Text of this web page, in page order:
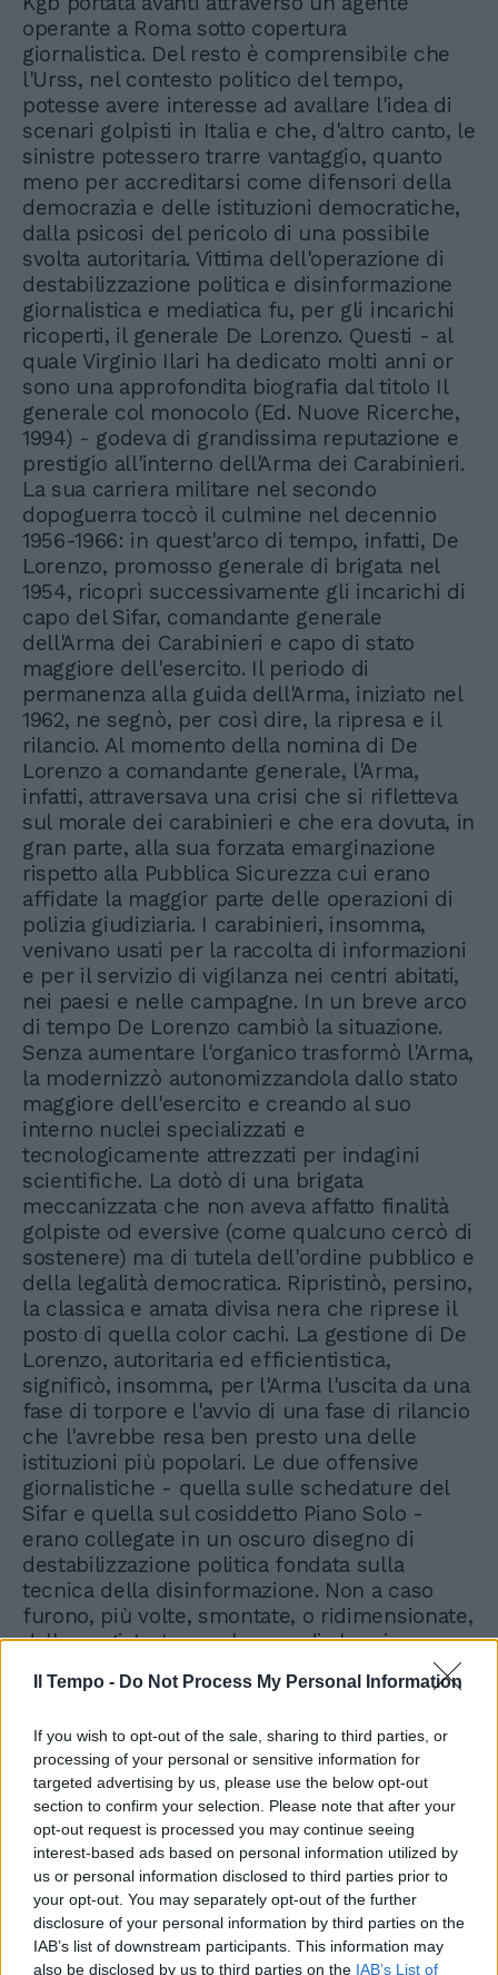
Il Tempo - Do Not Process My Personal Information
If you wish to opt-out of the sale, sharing to third parties, or
processing of your personal or sensitive information for
targeted advertising by us, please use the below opt-out
section to confirm your selection. Please note that after your
opt-out request is processed you may continue seeing
interest-based ads based on personal information utilized by
us or personal information disclosed to third parties prior to
your opt-out. You may separately opt-out of the further
disclosure of your personal information by third parties on the
IAB’s list of downstream participants. This information may
also be disclosed by us to third parties on the IAB’s List of
operante a Roma sotto copertura
giornalistica. Del resto è comprensibile che
l'Urss, nel contesto politico del tempo,
potesse avere interesse ad avallare l'idea di
scenari golpisti in Italia e che, d'altro canto, le
sinistre potessero trarre vantaggio, quanto
meno per accreditarsi come difensori della
democrazia e delle istituzioni democratiche,
dalla psicosi del pericolo di una possibile
svolta autoritaria. Vittima dell'operazione di
destabilizzazione politica e disinformazione
giornalistica e mediatica fu, per gli incarichi
ricoperti, il generale De Lorenzo. Questi - al
quale Virginio Ilari ha dedicato molti anni or
sono una approfondita biografia dal titolo Il
generale col monocolo (Ed. Nuove Ricerche,
1994) - godeva di grandissima reputazione e
prestigio all'interno dell'Arma dei Carabinieri.
La sua carriera militare nel secondo
dopoguerra toccò il culmine nel decennio
1956-1966: in quest'arco di tempo, infatti, De
Lorenzo, promosso generale di brigata nel
1954, ricoprì successivamente gli incarichi di
capo del Sifar, comandante generale
dell'Arma dei Carabinieri e capo di stato
maggiore dell'esercito. Il periodo di
permanenza alla guida dell'Arma, iniziato nel
1962, ne segnò, per così dire, la ripresa e il
rilancio. Al momento della nomina di De
Lorenzo a comandante generale, l'Arma,
infatti, attraversava una crisi che si rifletteva
sul morale dei carabinieri e che era dovuta, in
gran parte, alla sua forzata emarginazione
rispetto alla Pubblica Sicurezza cui erano
affidate la maggior parte delle operazioni di
polizia giudiziaria. I carabinieri, insomma,
venivano usati per la raccolta di informazioni
e per il servizio di vigilanza nei centri abitati,
nei paesi e nelle campagne. In un breve arco
di tempo De Lorenzo cambiò la situazione.
Senza aumentare l'organico trasformò l'Arma,
la modernizzò autonomizzandola dallo stato
maggiore dell'esercito e creando al suo
interno nuclei specializzati e
tecnologicamente attrezzati per indagini
scientifiche. La dotò di una brigata
meccanizzata che non aveva affatto finalità
golpiste od eversive (come qualcuno cercò di
sostenere) ma di tutela dell'ordine pubblico e
della legalità democratica. Ripristinò, persino,
la classica e amata divisa nera che riprese il
posto di quella color cachi. La gestione di De
Lorenzo, autoritaria ed efficientistica,
significò, insomma, per l'Arma l'uscita da una
fase di torpore e l'avvio di una fase di rilancio
che l'avrebbe resa ben presto una delle
istituzioni più popolari. Le due offensive
giornalistiche - quella sulle schedature del
Sifar e quella sul cosiddetto Piano Solo -
erano collegate in un oscuro disegno di
destabilizzazione politica fondata sulla
tecnica della disinformazione. Non a caso
furono, più volte, smontate, o ridimensionate,
dalla magistratura nel corso di alcuni
dedicato al più ampio tema della cosiddetta
una rilettura dello scandalo del Sifar e del
Piano Solo che porta a una sola conclusione:
non vi fu nessun tentativo golpista.